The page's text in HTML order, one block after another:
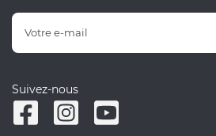
Suivez-nous